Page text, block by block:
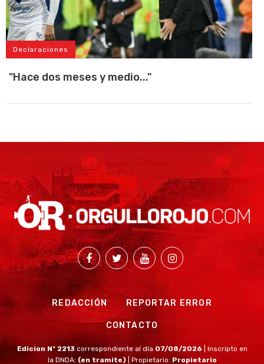
Declaraciones
"Hace dos meses y medio..."
REDACCIÓN REPORTAR ERROR
CONTACTO
Edicion Nº 2213 correspondiente al día 07/08/2026
| Inscripto en
la DNDA: (en tramite) | Propietario: Propietario